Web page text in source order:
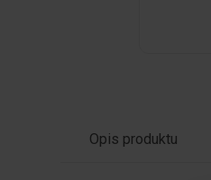
Opis produktu